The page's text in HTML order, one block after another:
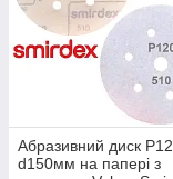
Абразивний диск
d150мм на папері з